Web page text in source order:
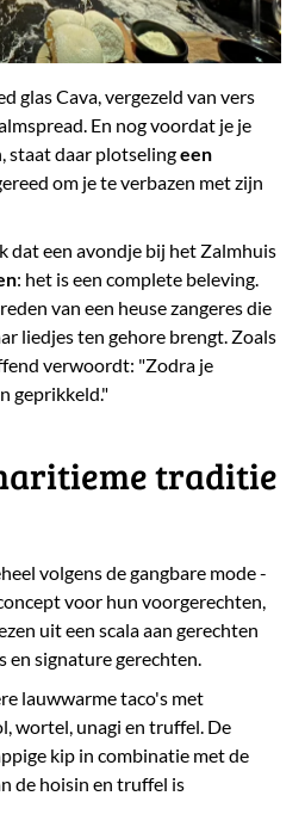
glas Cava, vergezeld van vers
En nog voordat je je
staat daar plotselingeen
om je te verbazen met zijn
dat een avondje bij het Zalmhuis
: het is een complete beleving.
van een heuse zangeres die
liedjes ten gehore brengt. Zoals
verwoordt: "Zodra je
geprikkeld."
traditie
volgens de gangbare mode -
voor hun voorgerechten,
uit een scala aan gerechten
en signature gerechten.
lauwwarme taco's met
wortel, unagi en truffel. De
kip in combinatie met de
de hoisin en truffel is